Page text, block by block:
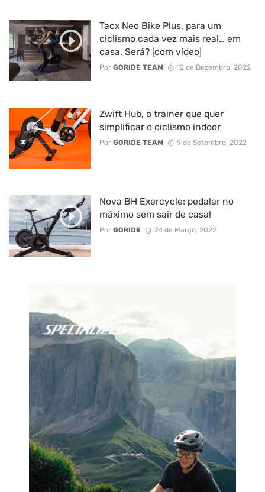
Tacx Neo Bike Plus, para um
ciclismo cada vez mais real… em
casa. Será? [com vídeo]
Por GORIDE TEAM 12 de Dezembro, 2022
Zwift Hub, o trainer que quer
simplificar o ciclismo indoor
Por GORIDE TEAM 9 de Setembro, 2022
Nova BH Exercycle: pedalar no
máximo sem sair de casa!
Por GORIDE 24 de Março, 2022